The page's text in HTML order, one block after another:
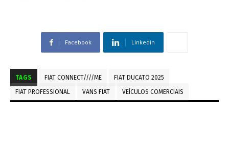
Facebook Linkedin
TAGS FIAT CONNECT////ME
FIAT DUCATO 2025
FIAT PROFESSIONAL
VANS FIAT VEÍCULOS COMERCIAIS